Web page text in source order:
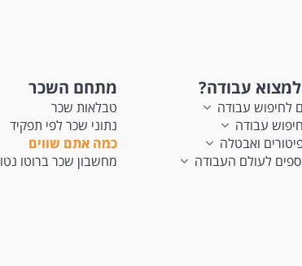
עבודה?
לחיפוש עבודה
עבודה
ואבטלה
לעולם העבודה
מתחם השכר
טבלאות שכר
נתוני שכר לפי תפקיד
כמה אתם שווים
מחשבון שכר ברוטו נטו